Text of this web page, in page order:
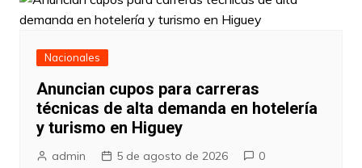
Nacionales
Anuncian cupos para carreras
técnicas de alta demanda en hotelería
y turismo en Higuey
admin 5 de agosto de 2026 0